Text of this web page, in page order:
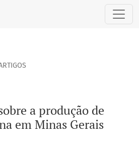
produção de Geografia Urbana em
a produção de
em Minas Gerais